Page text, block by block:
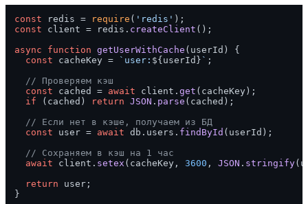
const redis = require ( 'redis'
const client = redis. createClient ();
async
function getUserWithCache ( userId ) {
const cacheKey = `user: ${userId} ` ;
// Проверяем кэш
const cached = await client. get (cacheKey);
if (cached) return JSON . parse (cached);
// Если нет в кэше, получаем из БД
const user = await db. users . findById (userId);
// Сохраняем в кэш на 1 час
await client. setex (cacheKey, 3600 , JSON . stringify
return user;